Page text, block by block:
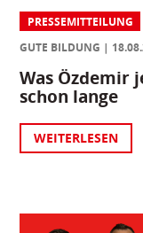
PRESSEMITTEILUNG
GUTE BILDUNG
Was Özdemir
schon lange
WEITERLESEN